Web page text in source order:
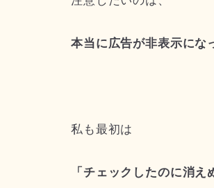
本当に広告が非表示にな
私も最初は
「チェックしたのに消え